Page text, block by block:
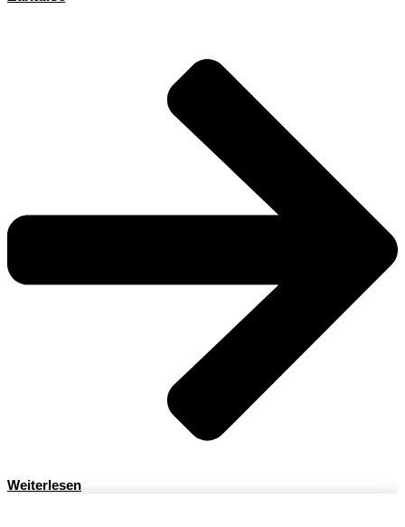
Weiterlesen